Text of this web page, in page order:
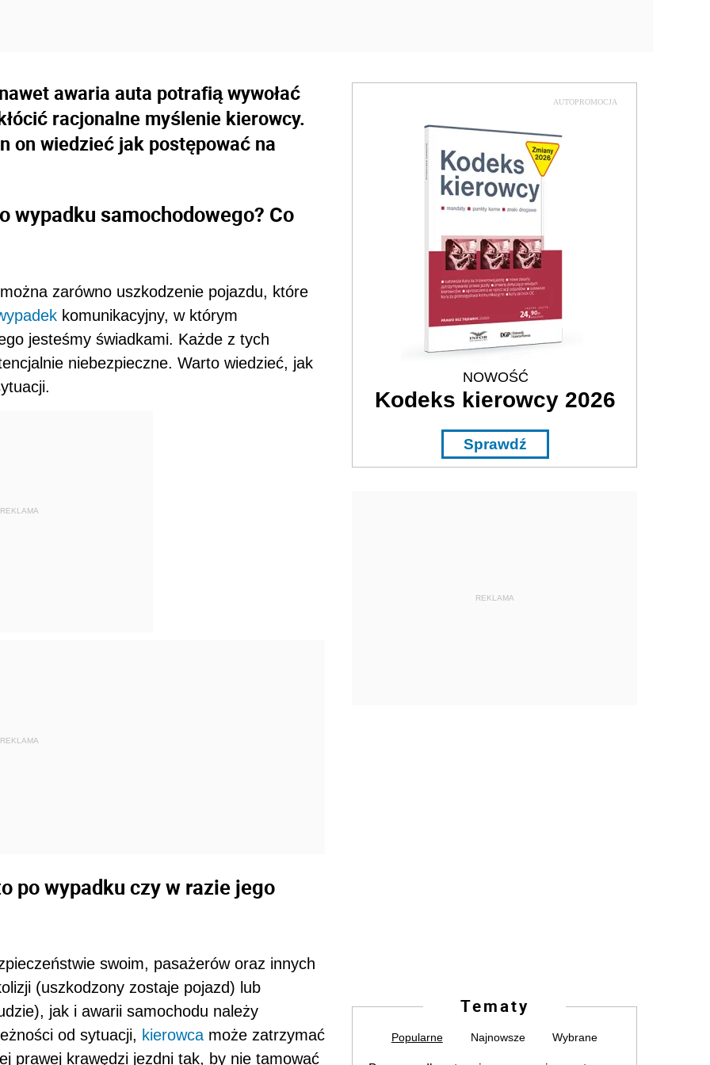
awaria auta potrafią wywołać
racjonalne myślenie kierowcy.
on wiedzieć jak postępować na
wypadku samochodowego? Co
zarówno uszkodzenie pojazdu, które
komunikacyjny, w którym
jesteśmy świadkami. Każde z tych
niebezpieczne. Warto wiedzieć, jak
REKLAMA
REKLAMA
po wypadku czy w razie jego
swoim, pasażerów oraz innych
(uszkodzony zostaje pojazd) lub
jak i awarii samochodu należy
od sytuacji, kierowca może zatrzymać
prawej krawędzi jezdni tak, by nie tamować
AUTOPROMOCJA
NOWOŚĆ
Kodeks kierowcy 2026
Sprawdź
REKLAMA
Tematy
Popularne Najnowsze Wybrane